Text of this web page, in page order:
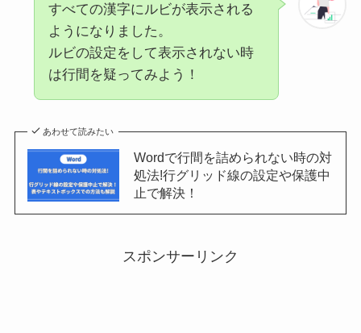
すべての漢字にルビが表示される
ようになりました。
ルビの設定をして表示されない時
は行間を疑ってみよう！
あわせて読みたい
Wordで行間を詰められない時の対
処法!行グリッド線の設定や保護中
止で解決！
スポンサーリンク